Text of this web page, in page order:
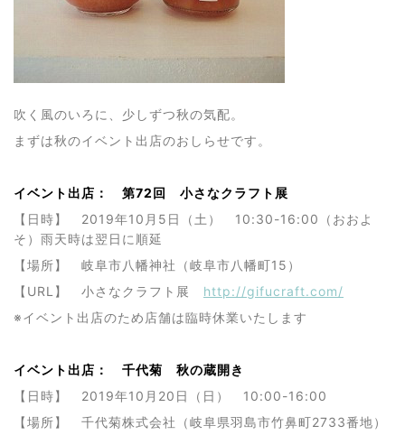
吹く風のいろに、少しずつ秋の気配。
まずは秋のイベント出店のおしらせです。
イベント出店： 第72回 小さなクラフト展
【日時】 2019年10月5日（土） 10:30-16:00（おおよ
そ）雨天時は翌日に順延
【場所】 岐阜市八幡神社（岐阜市八幡町15）
【URL】 小さなクラフト展 http://gifucraft.com/
※イベント出店のため店舗は臨時休業いたします
イベント出店： 千代菊 秋の蔵開き
【日時】 2019年10月20日（日） 10:00-16:00
【場所】 千代菊株式会社（岐阜県羽島市竹鼻町2733番地）